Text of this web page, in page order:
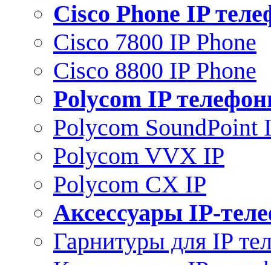
Сisco Phone IP
Cisco 7800 IP Phone
Cisco 8800 IP Phone
Polycom IP
Polycom SoundPoint
Polycom VVX IP
Polycom CX IP
Аксессуары IP-
Гарнитуры для IP